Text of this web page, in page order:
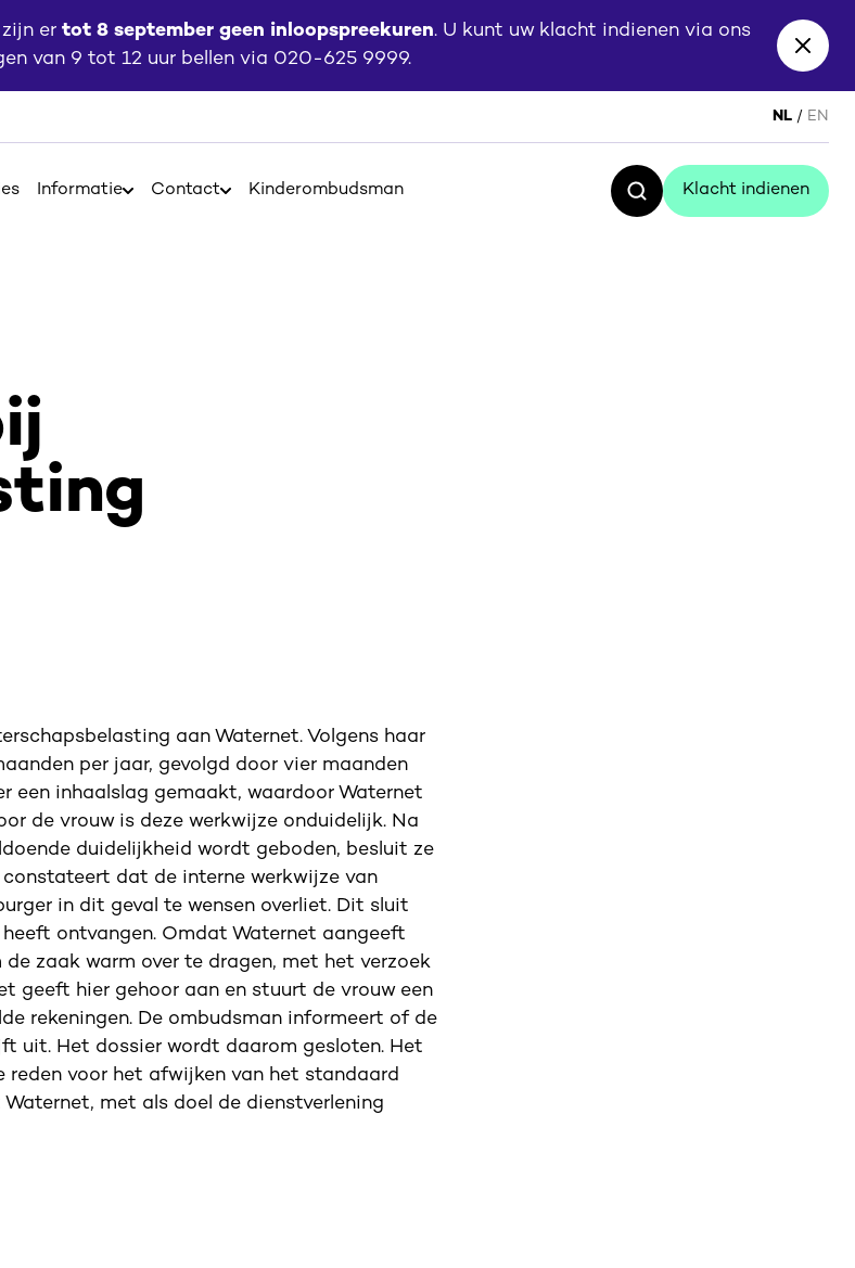
er tot 8 september geen inloopspreekuren. U kunt uw klacht indienen via ons
van 9 tot 12 uur bellen via 020-625 9999.
Close
Informatie OpenContact OpenKinderombudsman
Zoeken
Klacht indienen
Klacht indienen
NL EN
aan Waternet. Volgens haar
per jaar, gevolgd door vier maanden
een inhaalslag gemaakt, waardoor Waternet
de vrouw is deze werkwijze onduidelijk. Na
duidelijkheid wordt geboden, besluit ze
dat de interne werkwijze van
in dit geval te wensen overliet. Dit sluit
ontvangen. Omdat Waternet aangeeft
zaak warm over te dragen, met het verzoek
geeft hier gehoor aan en stuurt de vrouw een
rekeningen. De ombudsman informeert of de
uit. Het dossier wordt daarom gesloten. Het
reden voor het afwijken van het standaard
met als doel de dienstverlening